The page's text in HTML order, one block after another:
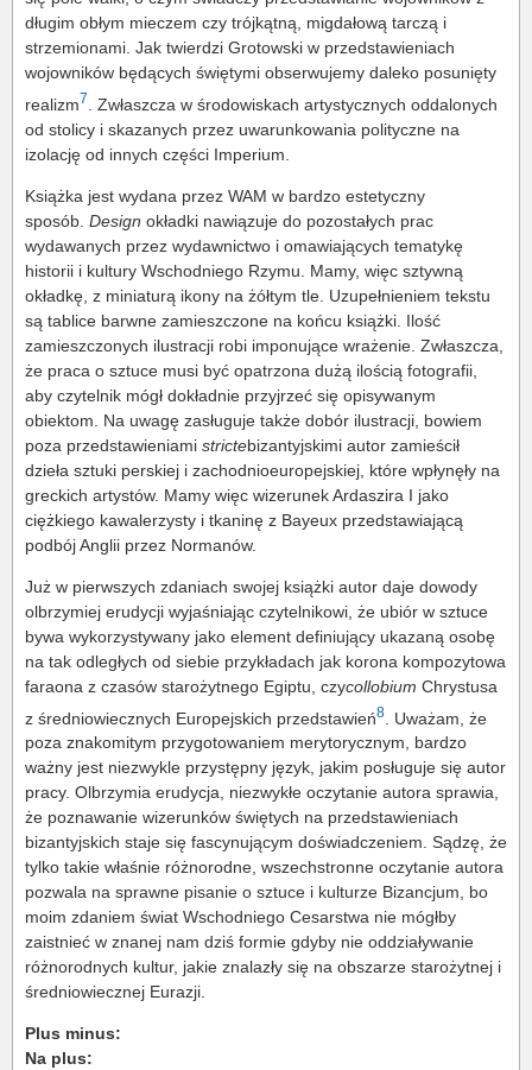
długim obłym mieczem czy trójkątną, migdałową tarczą i
strzemionami. Jak twierdzi Grotowski w przedstawieniach
wojowników będących świętymi obserwujemy daleko posunięty
realizm7
. Zwłaszcza w środowiskach artystycznych oddalonych
od stolicy i skazanych przez uwarunkowania polityczne na
izolację od innych części Imperium.
Książka jest wydana przez WAM w bardzo estetyczny
sposób. Design okładki nawiązuje do pozostałych prac
wydawanych przez wydawnictwo i omawiających tematykę
historii i kultury Wschodniego Rzymu. Mamy, więc sztywną
okładkę, z miniaturą ikony na żółtym tle. Uzupełnieniem tekstu
są tablice barwne zamieszczone na końcu książki. Ilość
zamieszczonych ilustracji robi imponujące wrażenie. Zwłaszcza,
że praca o sztuce musi być opatrzona dużą ilością fotografii,
aby czytelnik mógł dokładnie przyjrzeć się opisywanym
obiektom. Na uwagę zasługuje także dobór ilustracji, bowiem
poza przedstawieniami strictebizantyjskimi autor zamieścił
dzieła sztuki perskiej i zachodnioeuropejskiej, które wpłynęły na
greckich artystów. Mamy więc wizerunek Ardaszira I jako
ciężkiego kawalerzysty i tkaninę z Bayeux przedstawiającą
podbój Anglii przez Normanów.
Już w pierwszych zdaniach swojej książki autor daje dowody
olbrzymiej erudycji wyjaśniając czytelnikowi, że ubiór w sztuce
bywa wykorzystywany jako element definiujący ukazaną osobę
na tak odległych od siebie przykładach jak korona kompozytowa
faraona z czasów starożytnego Egiptu, czycollobium Chrystusa
z średniowiecznych Europejskich przedstawień8
. Uważam, że
poza znakomitym przygotowaniem merytorycznym, bardzo
ważny jest niezwykle przystępny język, jakim posługuje się autor
pracy. Olbrzymia erudycja, niezwykłe oczytanie autora sprawia,
że poznawanie wizerunków świętych na przedstawieniach
bizantyjskich staje się fascynującym doświadczeniem. Sądzę, że
tylko takie właśnie różnorodne, wszechstronne oczytanie autora
pozwala na sprawne pisanie o sztuce i kulturze Bizancjum, bo
moim zdaniem świat Wschodniego Cesarstwa nie mógłby
zaistnieć w znanej nam dziś formie gdyby nie oddziaływanie
różnorodnych kultur, jakie znalazły się na obszarze starożytnej i
średniowiecznej Eurazji.
Plus minus:
Na plus: